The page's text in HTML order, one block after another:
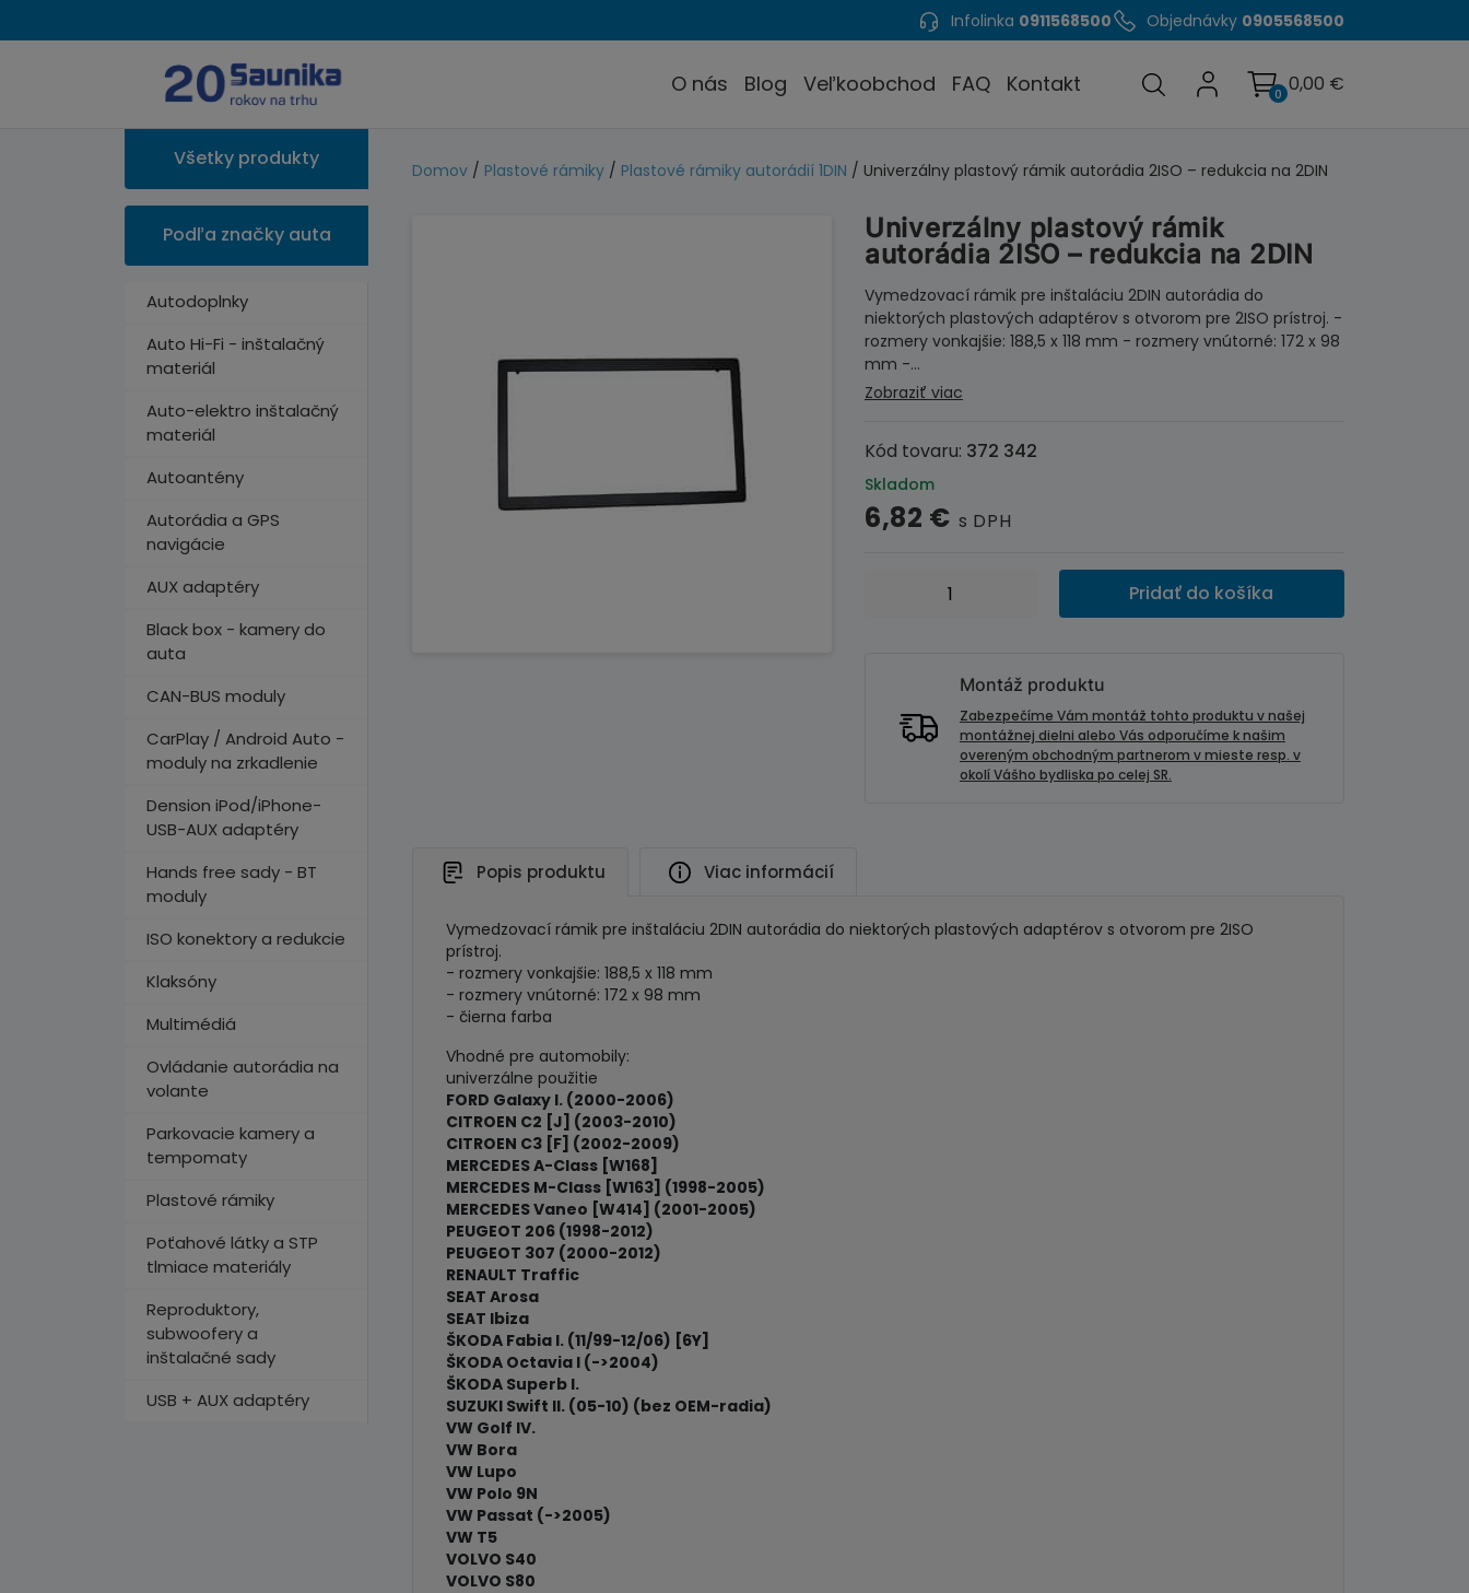
Infolinka 0911568500 Objednávky 0905568500
O nás Blog Veľkoobchod FAQ Kontakt 0 0,00 €
Všetky produkty
Podľa značky auta
Autodoplnky
Auto Hi-Fi - inštalačný
materiál
Auto-elektro inštalačný
materiál
Autoantény
Autorádia a GPS
navigácie
AUX adaptéry
Black box - kamery do
auta
CAN-BUS moduly
CarPlay / Android Auto -
moduly na zrkadlenie
Dension iPod/iPhone-
USB-AUX adaptéry
Hands free sady - BT
moduly
ISO konektory a redukcie
Klaksóny
Multimédiá
Ovládanie autorádia na
volante
Parkovacie kamery a
tempomaty
Plastové rámiky
Poťahové látky a STP
tlmiace materiály
Reproduktory,
subwoofery a
inštalačné sady
USB + AUX adaptéry
Domov / Plastové rámiky / Plastové rámiky autorádií 1DIN / Univerzálny plastový rámik autorádia 2ISO – redukcia na 2DIN
Univerzálny plastový rámik
autorádia 2ISO – redukcia na 2DIN
Vymedzovací rámik pre inštaláciu 2DIN autorádia do
niektorých plastových adaptérov s otvorom pre 2ISO prístroj. -
rozmery vonkajšie: 188,5 x 118 mm - rozmery vnútorné: 172 x 98
mm -…
Zobraziť viac
Kód tovaru: 372 342
Skladom
6,82 € s DPH
množstvo
Univerzálny
2ISO
Pridať do košíka
Montáž produktu
Zabezpečíme Vám montáž tohto produktu v našej
montážnej dielni alebo Vás odporučíme k našim
overeným obchodným partnerom v mieste resp. v
okolí Vášho bydliska po celej SR.
Popis produktu Viac informácií
Vymedzovací rámik pre inštaláciu 2DIN autorádia do niektorých plastových adaptérov s otvorom pre 2ISO
prístroj.
- rozmery vonkajšie: 188,5 x 118 mm
- rozmery vnútorné: 172 x 98 mm
- čierna farba
Vhodné pre automobily:
univerzálne použitie
FORD Galaxy I. (2000-2006)
CITROEN C2 [J] (2003-2010)
CITROEN C3 [F] (2002-2009)
MERCEDES A-Class [W168]
MERCEDES M-Class [W163] (1998-2005)
MERCEDES Vaneo [W414] (2001-2005)
PEUGEOT 206 (1998-2012)
PEUGEOT 307 (2000-2012)
RENAULT Traffic
SEAT Arosa
SEAT Ibiza
ŠKODA Fabia I. (11/99-12/06) [6Y]
ŠKODA Octavia I (->2004)
ŠKODA Superb I.
SUZUKI Swift II. (05-10) (bez OEM-radia)
VW Golf IV.
VW Bora
VW Lupo
VW Polo 9N
VW Passat (->2005)
VW T5
VOLVO S40
VOLVO S80